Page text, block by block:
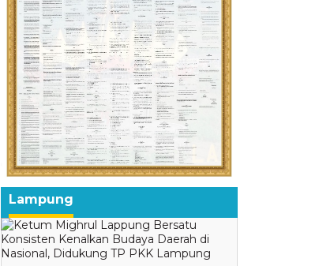
Kenalkan Budaya Lampung,
Mighrul Lappung Bersatu
Populerkan Sekubal Balak di
Jakarta
BPJS Kesehatan Luncurkan
Menabung untuk Bayar
Iuran
Lampung